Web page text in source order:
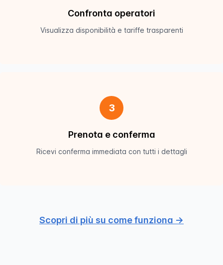
Confronta operatori
Visualizza disponibilità e tariffe trasparenti
3
Prenota e conferma
Ricevi conferma immediata con tutti i dettagli
Scopri di più su come funziona →